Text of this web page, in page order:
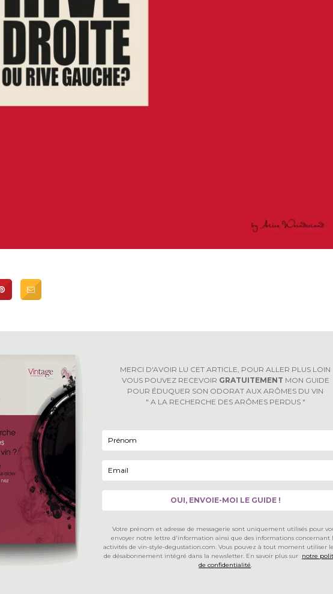
MERCI D'AVOIR LU CET ARTICLE, POUR ALLER PLUS LOIN
VOUS POUVEZ RECEVOIR GRATUITEMENT MON GUIDE
POUR ÉDUQUER SON ODORAT AUX ARÔMES DU VIN
" A LA RECHERCHE DES ARÔMES PERDUS "
Votre prénom et adresse de messagerie sont uniquement utilisés pour
envoyer notre lettre d'information ainsi que des informations concernant
activités de vin-style-degustation.com. Vous pouvez à tout moment utiliser
de désabonnement intégré dans la newsletter. En savoir plus sur notre
de confidentialité.